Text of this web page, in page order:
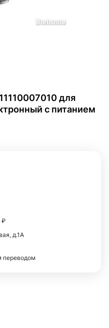
для
с питанием
₽
д.1А
переводом